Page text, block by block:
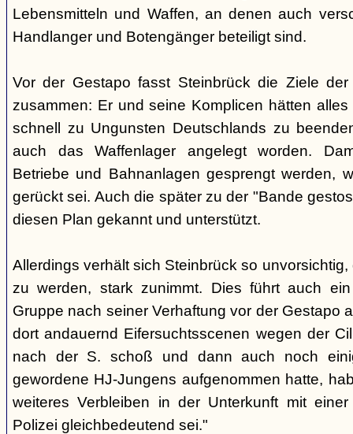
Lebensmitteln und Waffen, an denen auch
Handlanger und Botengänger beteiligt sind.
Vor der Gestapo fasst Steinbrück die Ziele der
zusammen: Er und seine Komplicen hätten
schnell zu Ungunsten Deutschlands zu
auch das Waffenlager angelegt worden.
Betriebe und Bahnanlagen gesprengt werden,
gerückt sei. Auch die später zu der "Bande
diesen Plan gekannt und unterstützt.
Allerdings verhält sich Steinbrück so
zu werden, stark zunimmt. Dies führt auch
Gruppe nach seiner Verhaftung vor der Gestapo
dort andauernd Eifersuchtsscenen wegen der
nach der S. schoß und dann auch noch
gewordene HJ-Jungens aufgenommen hatte,
weiteres Verbleiben in der Unterkunft mit
Polizei gleichbedeutend sei."